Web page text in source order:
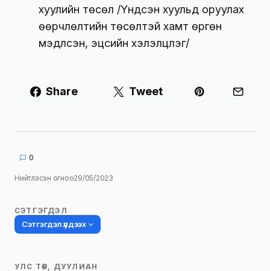
хуулийн төсөл /Үндсэн хуульд оруулах
өөрчлөлтийн төсөлтэй хамт өргөн
мэдүүлсэн, эцсийн хэлэлцүүлэг/
Share Tweet
0
Нийтлэсэн огноо29/05/2023
СЭТГЭГДЭЛ
Сэтгэгдэл үлдээх
УЛС ТӨР, ДУУЛИАН